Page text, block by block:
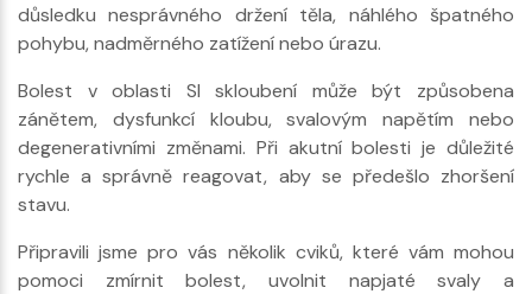
důsledku nesprávného držení těla, náhlého špatného
pohybu, nadměrného zatížení nebo úrazu.
Bolest v oblasti SI skloubení může být způsobena
zánětem, dysfunkcí kloubu, svalovým napětím nebo
degenerativními změnami. Při akutní bolesti je důležité
rychle a správně reagovat, aby se předešlo zhoršení
stavu.
Připravili jsme pro vás několik cviků, které vám mohou
pomoci zmírnit bolest, uvolnit napjaté svaly a